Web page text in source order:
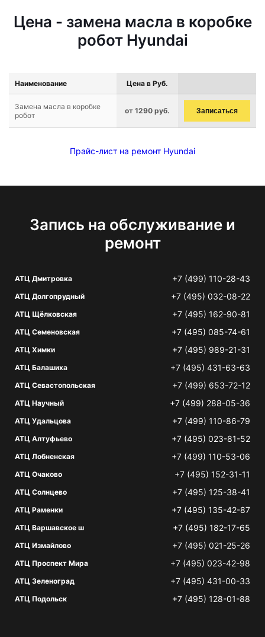
Цена - замена масла в коробке
робот Hyundai
Наименование Цена в Руб.
Замена масла в коробке
робот
от 1290 руб. Записаться
Прайс-лист на ремонт Hyundai
Запись на обслуживание и
ремонт
АТЦ Дмитровка +7 (499) 110-28-43
АТЦ Долгопрудный +7 (495) 032-08-22
АТЦ Щёлковская +7 (495) 162-90-81
АТЦ Семеновская +7 (495) 085-74-61
АТЦ Химки +7 (495) 989-21-31
АТЦ Балашиха +7 (495) 431-63-63
АТЦ Севастопольская +7 (499) 653-72-12
АТЦ Научный +7 (499) 288-05-36
АТЦ Удальцова +7 (499) 110-86-79
АТЦ Алтуфьево +7 (495) 023-81-52
АТЦ Лобненская +7 (499) 110-53-06
АТЦ Очаково +7 (495) 152-31-11
АТЦ Солнцево +7 (495) 125-38-41
АТЦ Раменки +7 (495) 135-42-87
АТЦ Варшавское ш +7 (495) 182-17-65
АТЦ Измайлово +7 (495) 021-25-26
АТЦ Проспект Мира +7 (495) 023-42-98
АТЦ Зеленоград +7 (495) 431-00-33
АТЦ Подольск +7 (495) 128-01-88